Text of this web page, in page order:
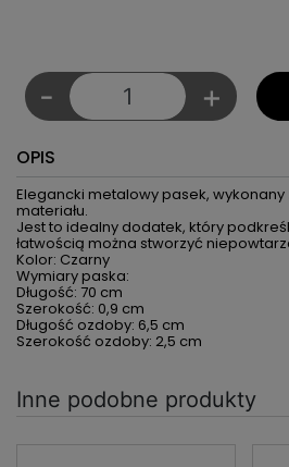
- +
OPIS
Elegancki metalowy pasek, wykonany
materiału.
Jest to idealny dodatek, który
łatwością można stworzyć
Kolor: Czarny
Wymiary paska:
Długość: 70 cm
Szerokość: 0,9 cm
Długość ozdoby: 6,5 cm
Szerokość ozdoby: 2,5 cm
Inne podobne produkty